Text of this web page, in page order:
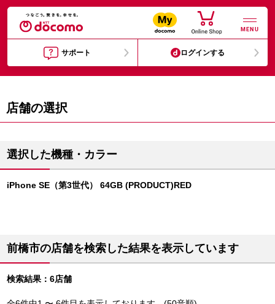
MENU
サポート ログインする
店舗の選択
選択した機種・カラー
iPhone SE（第3世代） 64GB (PRODUCT)RED
前橋市の店舗を検索した結果を表示しています
検索結果：6店舗